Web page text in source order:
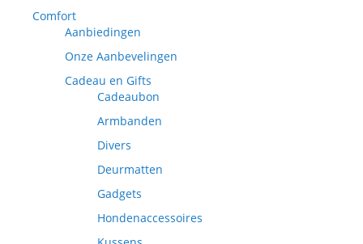
Comfort
Aanbiedingen
Onze Aanbevelingen
Cadeau en Gifts
Cadeaubon
Armbanden
Divers
Deurmatten
Gadgets
Hondenaccessoires